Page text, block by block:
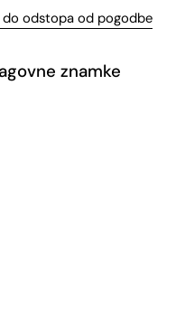
odstopa od pogodbe
znamke